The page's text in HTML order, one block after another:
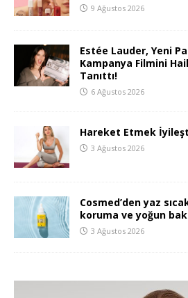
9 Ağustos 2026
Estée Lauder, Yeni
Kampanya Filmini
Tanıttı!
6 Ağustos 2026
Hareket Etmek
3 Ağustos 2026
Cosmed’den yaz
koruma ve yoğun
3 Ağustos 2026